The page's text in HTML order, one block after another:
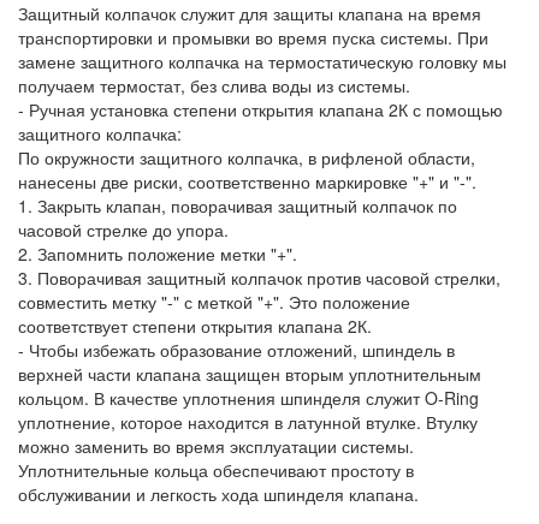
Защитный колпачок служит для защиты клапана на время
транспортировки и промывки во время пуска системы. При
замене защитного колпачка на термостатическую головку мы
получаем термостат, без слива воды из системы.
- Ручная установка степени открытия клапана 2К с помощью
защитного колпачка:
По окружности защитного колпачка, в рифленой области,
нанесены две риски, соответственно маркировке "+" и "-".
1. Закрыть клапан, поворачивая защитный колпачок по
часовой стрелке до упора.
2. Запомнить положение метки "+".
3. Поворачивая защитный колпачок против часовой стрелки,
совместить метку "-" с меткой "+". Это положение
соответствует степени открытия клапана 2К.
- Чтобы избежать образование отложений, шпиндель в
верхней части клапана защищен вторым уплотнительным
кольцом. В качестве уплотнения шпинделя служит O-Ring
уплотнение, которое находится в латунной втулке. Втулку
можно заменить во время эксплуатации системы.
Уплотнительные кольца обеспечивают простоту в
обслуживании и легкость хода шпинделя клапана.